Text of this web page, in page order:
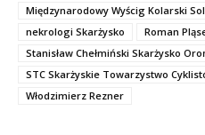
Międzynarodowy Wyścig Kolarski
nekrologi Skarżysko
Roman
Stanisław Chełmiński Skarżysko
STC Skarżyskie Towarzystwo
Włodzimierz Rezner